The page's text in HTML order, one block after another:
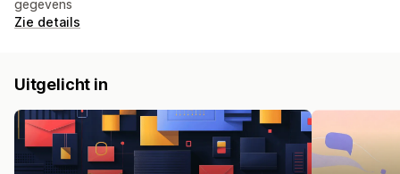
gegevens
Zie details
Uitgelicht in